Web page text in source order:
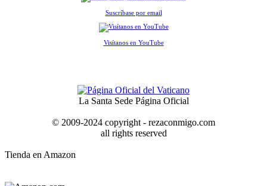
Suscríbase por email
Visítanos en YouTube
La Santa Sede Página Oficial
© 2009-2024 copyright - rezaconmigo.com
all rights reserved
Tienda en Amazon